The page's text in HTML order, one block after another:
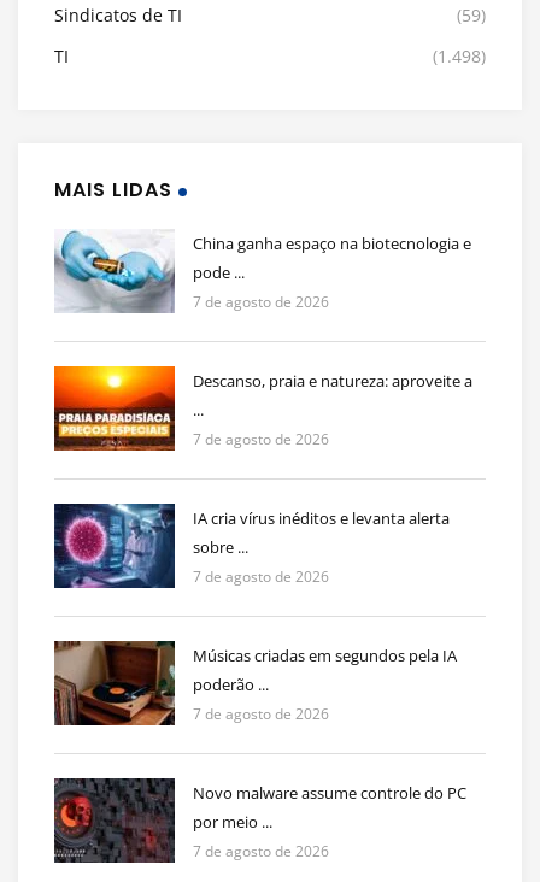
Sindicatos de TI
(59)
TI
(1.498)
MAIS LIDAS
China ganha espaço na biotecnologia e
pode ...
7 de agosto de 2026
Descanso, praia e natureza: aproveite a
...
7 de agosto de 2026
IA cria vírus inéditos e levanta alerta
sobre ...
7 de agosto de 2026
Músicas criadas em segundos pela IA
poderão ...
7 de agosto de 2026
Novo malware assume controle do PC
por meio ...
7 de agosto de 2026